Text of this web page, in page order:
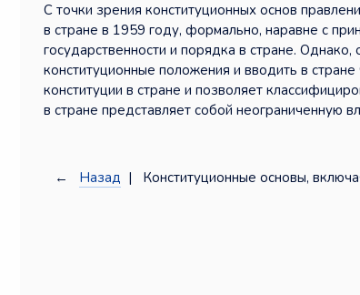
С точки зрения конституционных основ
в стране в 1959 году, формально, наравне с
государственности и порядка в стране.
конституционные положения и вводить в
конституции в стране и позволяет
в стране представляет собой неограниченную
← Назад | Конституционные основы,